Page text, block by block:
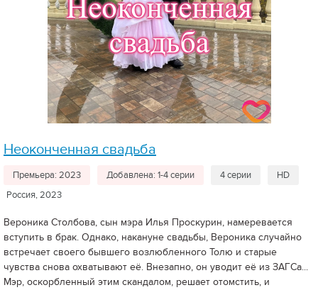
Неоконченная свадьба
Премьера: 2023 Добавлена: 1-4 серии 4 серии
HD
Россия, 2023
Вероника Столбова, сын мэра Илья Проскурин, намеревается
вступить в брак. Однако, накануне свадьбы, Вероника случайно
встречает своего бывшего возлюбленного Толю и старые
чувства снова охватывают её. Внезапно, он уводит её из ЗАГСа...
Мэр, оскорбленный этим скандалом, решает отомстить, и